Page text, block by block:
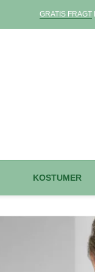
GRATIS FRAGT
KOSTUMER